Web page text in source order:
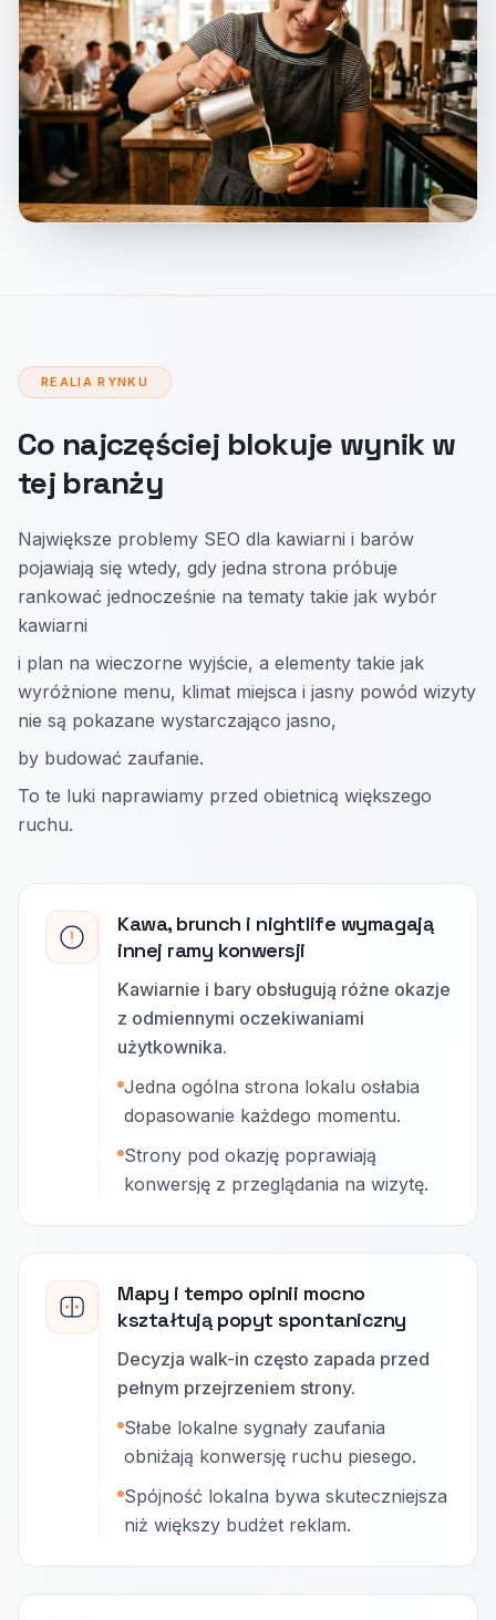
REALIA RYNKU
Co najczęściej blokuje wynik w
tej branży
Największe problemy SEO dla kawiarni i barów
pojawiają się wtedy, gdy jedna strona próbuje
rankować jednocześnie na tematy takie jak wybór
kawiarni
i plan na wieczorne wyjście, a elementy takie jak
wyróżnione menu, klimat miejsca i jasny powód wizyty
nie są pokazane wystarczająco jasno,
by budować zaufanie.
To te luki naprawiamy przed obietnicą większego
ruchu.
Kawa, brunch i nightlife wymagają
innej ramy konwersji
Kawiarnie i bary obsługują różne okazje
z odmiennymi oczekiwaniami
użytkownika.
Jedna ogólna strona lokalu osłabia
dopasowanie każdego momentu.
Strony pod okazję poprawiają
konwersję z przeglądania na wizytę.
Mapy i tempo opinii mocno
kształtują popyt spontaniczny
Decyzja walk-in często zapada przed
pełnym przejrzeniem strony.
Słabe lokalne sygnały zaufania
obniżają konwersję ruchu piesego.
Spójność lokalna bywa skuteczniejsza
niż większy budżet reklam.